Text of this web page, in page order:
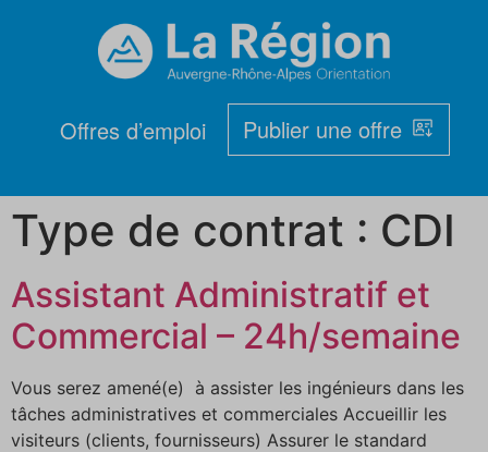
Offres d’emploi Publier une offre
Type de contrat : CDI
Assistant Administratif et
Commercial – 24h/semaine
Vous serez amené(e) à assister les ingénieurs dans les
tâches administratives et commerciales Accueillir les
visiteurs (clients, fournisseurs) Assurer le standard